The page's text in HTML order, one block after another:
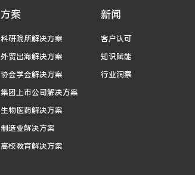
方案
科研院所解决方案
外贸出海解决方案
协会学会解决方案
集团上市公司解决方案
生物医药解决方案
制造业解决方案
高校教育解决方案
新闻
客户认可
知识赋能
行业洞察